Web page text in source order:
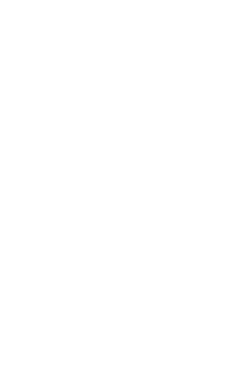
através do qual o
na data da instalação
utilização do
ou (b) na data na
Contrato de Licença
tiver adquirido o
online, na data na
ou (d) se o
a utilizar o Serviço
na data determinada
aplicável,
primeiro.
uma subscrição com